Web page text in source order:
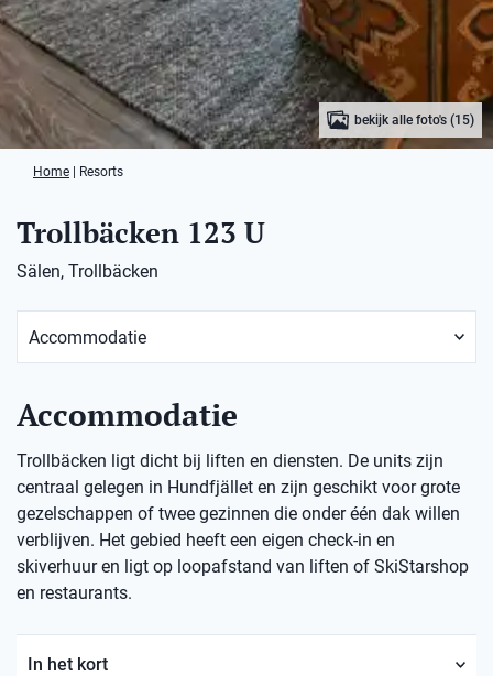
bekijk alle foto's (15)
Home Resorts
Trollbäcken 123 U
Sälen, Trollbäcken
Accommodatie
Trollbäcken ligt dicht bij liften en diensten. De units zijn
centraal gelegen in Hundfjället en zijn geschikt voor grote
gezelschappen of twee gezinnen die onder één dak willen
verblijven. Het gebied heeft een eigen check-in en
skiverhuur en ligt op loopafstand van liften of SkiStarshop
en restaurants.
In het kort